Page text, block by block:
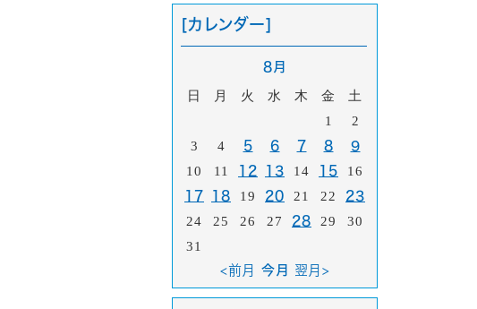
[カレンダー]
8月
日 月 火 水 木 金
土
1
2
3
4 5 6 7 8 9
10 11 12 13 14 15 16
17 18 19 20 21 22 23
24 25 26 27 28 29
30
31
<前月 今月 翌月>